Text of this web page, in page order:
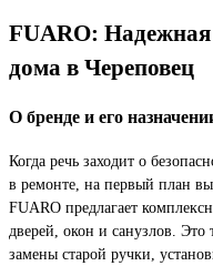
FUARO: Надежная
дома в Череповец
О бренде и его
Когда речь заходит о
в ремонте, на первый план
FUARO предлагает
дверей, окон и санузлов.
замены старой ручки,